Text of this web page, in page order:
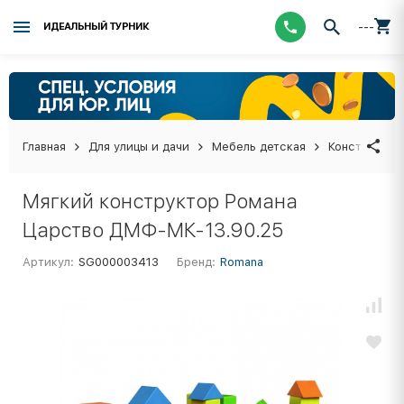
ИДЕАЛЬНЫЙ ТУРНИК ---
Главная Для улицы и дачи Мебель детская
Мягкий конструктор Романа
Царство ДМФ-МК-13.90.25
Артикул: SG000003413 Бренд: Romana